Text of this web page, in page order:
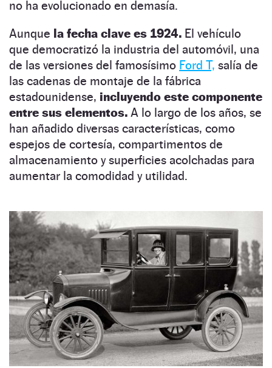
no ha evolucionado en demasía.
Aunque la fecha clave es 1924. El vehículo
que democratizó la industria del automóvil, una
de las versiones del famosísimo Ford T, salía de
las cadenas de montaje de la fábrica
estadounidense, incluyendo este componente
entre sus elementos. A lo largo de los años, se
han añadido diversas características, como
espejos de cortesía, compartimentos de
almacenamiento y superficies acolchadas para
aumentar la comodidad y utilidad.